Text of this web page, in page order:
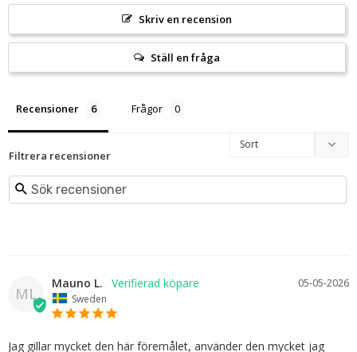
Skriv en recension
Ställ en fråga
Recensioner Frågor
Filtrera recensioner
ML
05-05-2026
Mauno L.
Sweden
Jag gillar mycket den här föremålet, använder den mycket jag